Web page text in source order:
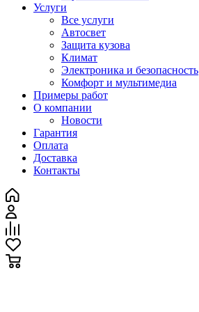
Услуги
Все услуги
Автосвет
Защита кузова
Климат
Электроника и безопасность
Комфорт и мультимедиа
Примеры работ
О компании
Новости
Гарантия
Оплата
Доставка
Контакты